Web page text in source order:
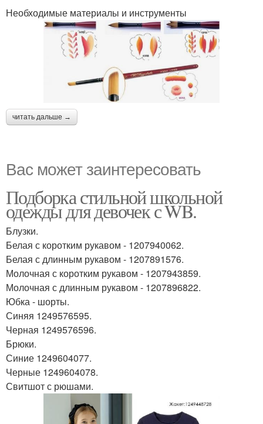
Необходимые материалы и инструменты
читать дальше →
Вас может заинтересовать
Подборка стильной школьной
одежды для девочек с WB.
Блузки.
Белая с коротким рукавом - 1207940062.
Белая с длинным рукавом - 1207891576.
Молочная с коротким рукавом - 1207943859.
Молочная с длинным рукавом - 1207896822.
Юбка - шорты.
Синяя 1249576595.
Черная 1249576596.
Брюки.
Синие 1249604077.
Черные 1249604078.
Свитшот с рюшами.